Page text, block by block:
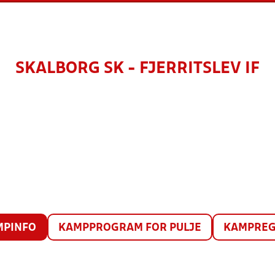
SKALBORG SK - FJERRITSLEV IF
KAMPPROGRAM FOR PULJE